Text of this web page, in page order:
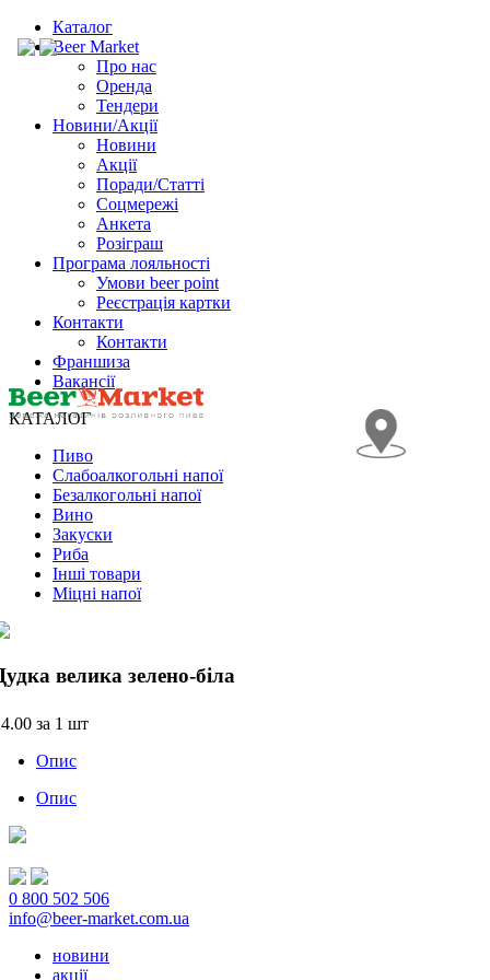
Каталог
Beer Market
Про нас
Оренда
Тендери
Новини/Акції
Новини
Акції
Поради/Статті
Соцмережі
Анкета
Розіграш
Програма лояльності
Умови beer point
Реєстрація картки
Контакти
Контакти
Франшиза
Вакансії
КАТАЛОГ
Пиво
Слабоалкогольні напої
Безалкогольні напої
Вино
Закуски
Риба
Інші товари
Міцні напої
велика зелено-біла
за 1 шт
Опис
Опис
0 800 502 506
info@beer-market.com.ua
новини
акції